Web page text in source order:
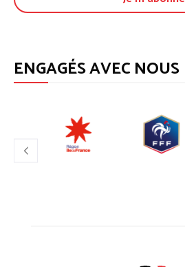
ENGAGÉS AVEC NOUS